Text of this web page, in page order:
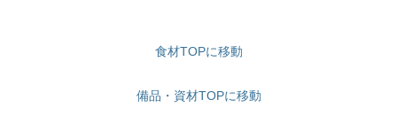
食材TOPに移動
備品・資材TOPに移動